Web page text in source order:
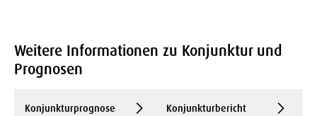
Weitere Informationen zu Konjunktur und
Prognosen
Konjunkturprognose Konjunkturbericht